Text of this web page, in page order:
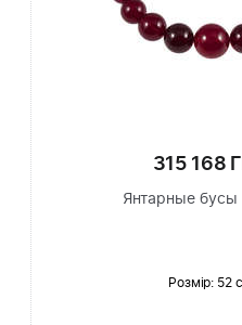
315 168
Янтарные бусы
Розмір: 52